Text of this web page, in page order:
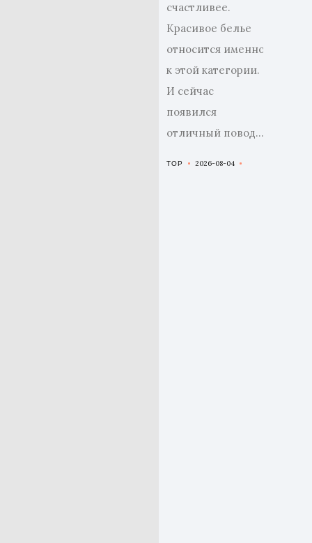
счастливее.
Красивое белье
относится именно
к этой категории.
И сейчас
появился
отличный повод...
TOP 2026-08-04